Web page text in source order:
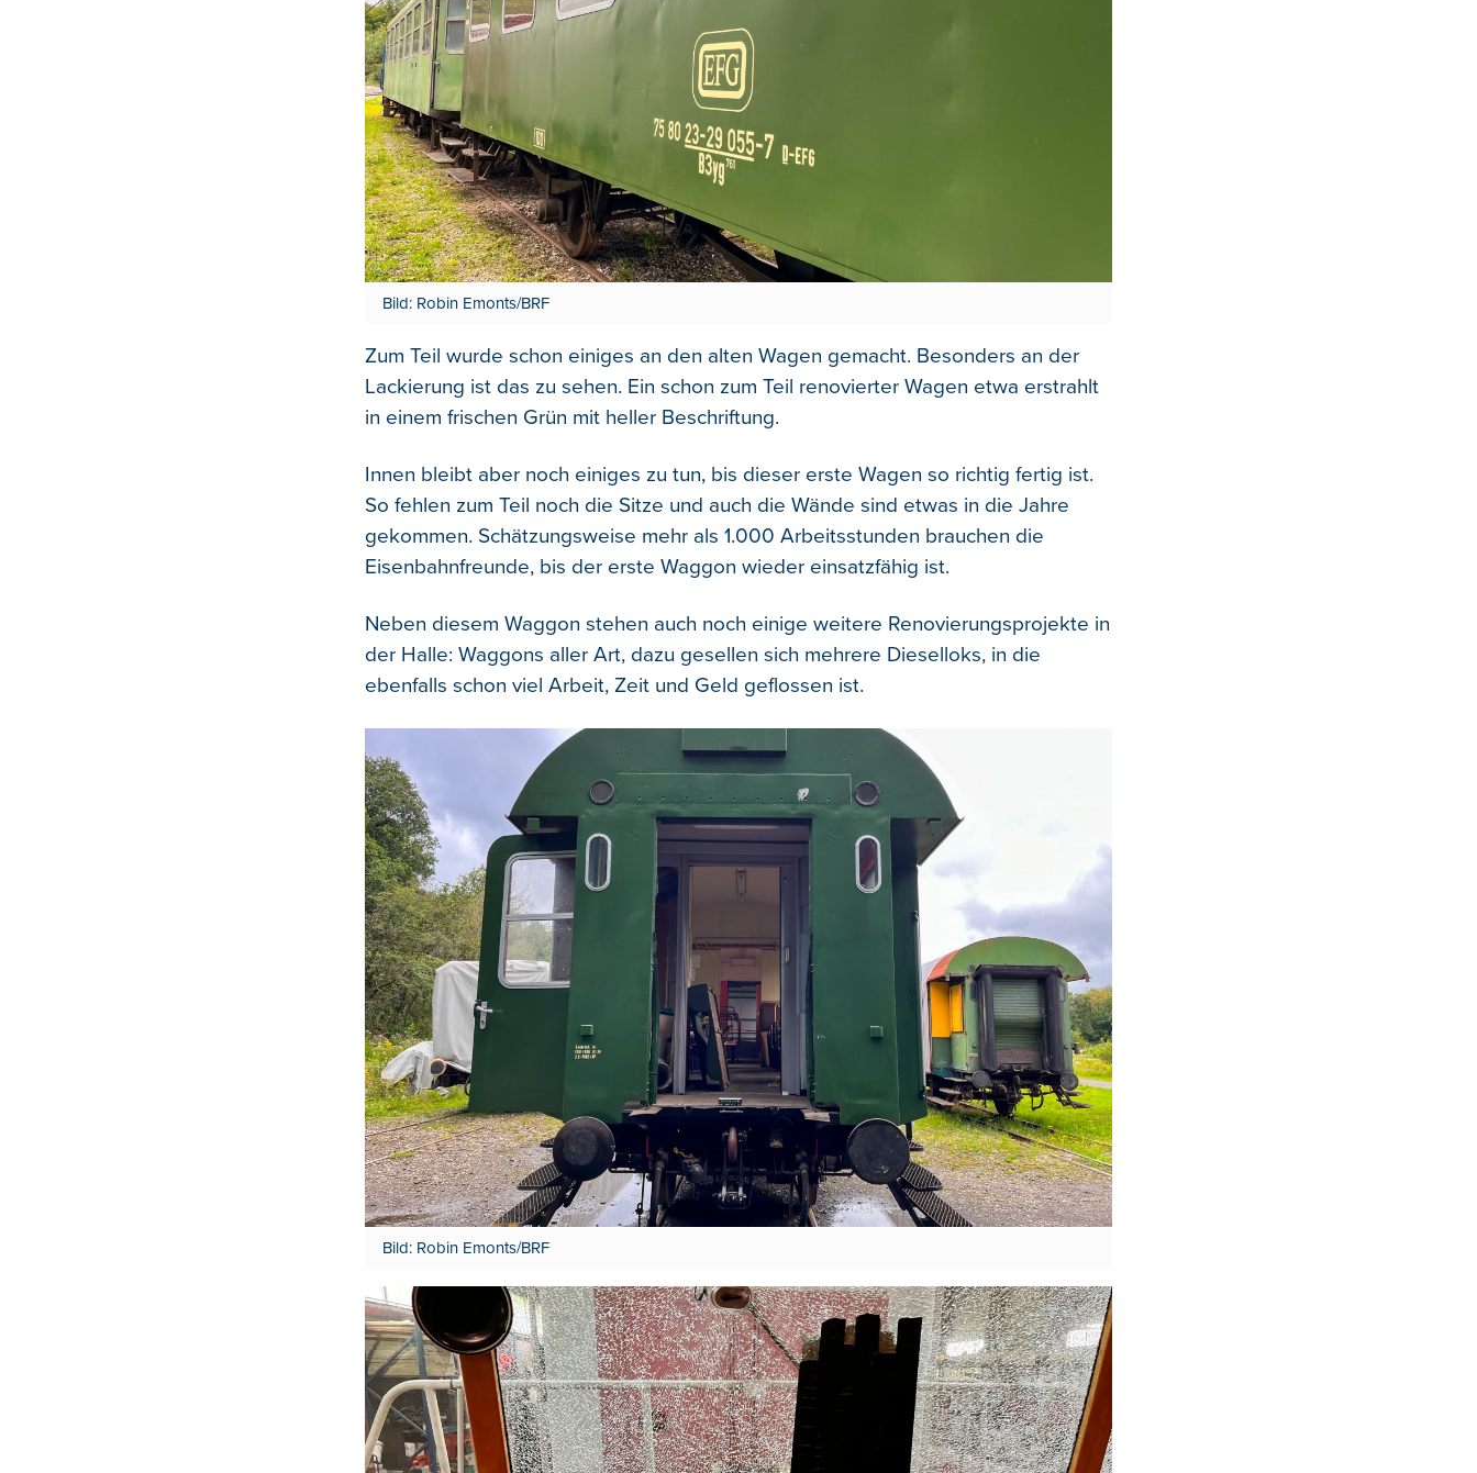
Bild: Robin Emonts/BRF
Zum Teil wurde schon einiges an den alten Wagen gemacht. Besonders an der
Lackierung ist das zu sehen. Ein schon zum Teil renovierter Wagen etwa erstrahlt
in einem frischen Grün mit heller Beschriftung.
Innen bleibt aber noch einiges zu tun, bis dieser erste Wagen so richtig fertig ist.
So fehlen zum Teil noch die Sitze und auch die Wände sind etwas in die Jahre
gekommen. Schätzungsweise mehr als 1.000 Arbeitsstunden brauchen die
Eisenbahnfreunde, bis der erste Waggon wieder einsatzfähig ist.
Neben diesem Waggon stehen auch noch einige weitere Renovierungsprojekte in
der Halle: Waggons aller Art, dazu gesellen sich mehrere Dieselloks, in die
ebenfalls schon viel Arbeit, Zeit und Geld geflossen ist.
Bild: Robin Emonts/BRF